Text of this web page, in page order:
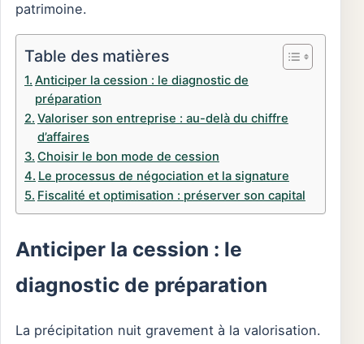
patrimoine.
Table des matières
Anticiper la cession : le diagnostic de
préparation
Valoriser son entreprise : au-delà du chiffre
d’affaires
Choisir le bon mode de cession
Le processus de négociation et la signature
Fiscalité et optimisation : préserver son capital
Anticiper la cession : le
diagnostic de préparation
La précipitation nuit gravement à la valorisation.